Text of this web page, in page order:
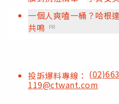
一個人爽嗑一桶？哈根
共鳴 PR
投訴爆料專線：
119@ctwant.com